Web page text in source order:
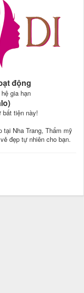
động
gia hạn
tiện này!
tại Nha Trang, Thẩm mỹ
đẹp tự nhiên cho bạn.